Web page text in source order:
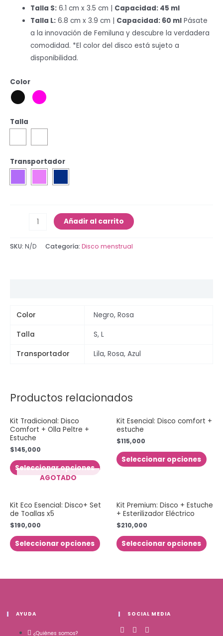
Talla S: 6.1 cm x 3.5 cm | Capacidad: 45 ml
Talla L: 6.8 cm x 3.9 cm | Capacidad: 60 ml Pásate
a la innovación de Femiluna y descubre la verdadera
comodidad. *El color del disco está sujeto a
disponibilidad.
Color
Talla
Transportador
Añadir al carrito
SKU: N/D Categoría: Disco menstrual
Color Negro, Rosa
Talla S, L
Transportador Lila, Rosa, Azul
Productos relacionados
Kit Tradicional: Disco
Comfort + Olla Peltre +
Estuche
$145,000
Seleccionar opciones
Kit Esencial: Disco comfort +
estuche
$115,000
Seleccionar opciones
AGOTADO
Kit Eco Esencial: Disco+ Set
de Toallas x5
$190,000
Seleccionar opciones
Kit Premium: Disco + Estuche
+ Esterilizador Eléctrico
$210,000
Seleccionar opciones
AYUDA
¿Quiénes somos?
SOCIAL MEDIA